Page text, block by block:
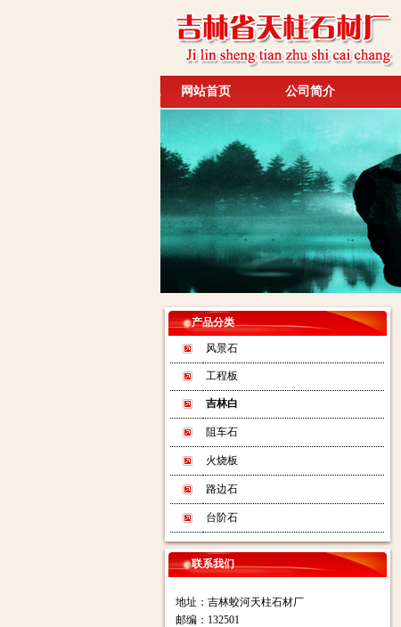
网站首页 公司简介
产品分类
风景石
工程板
吉林白
阻车石
火烧板
路边石
台阶石
联系我们
地址：吉林蛟河天柱石材厂
邮编：132501